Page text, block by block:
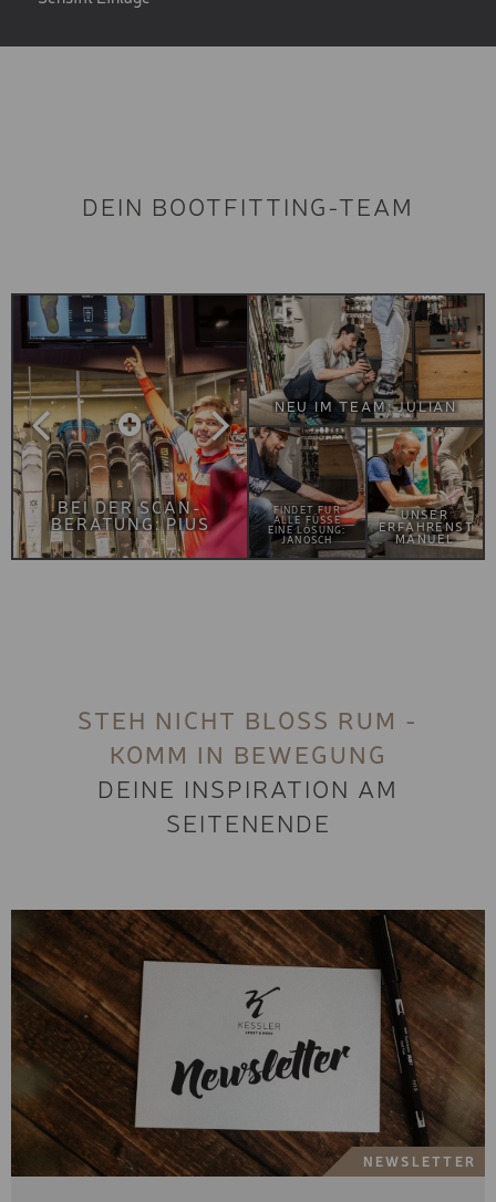
DEIN BOOTFITTING-TEAM
BEI DER SCAN-
BERATUNG: PIUS
NEU IM TEAM: JULIAN
UNSER
MANUEL
FINDET FÜR
ALLE FÜSSE E
INE LÖSUNG: J
ANOSCH
STEH NICHT BLOSS RUM -
KOMM IN BEWEGUNG
DEINE INSPIRATION AM
SEITENENDE
NEWSLETTER